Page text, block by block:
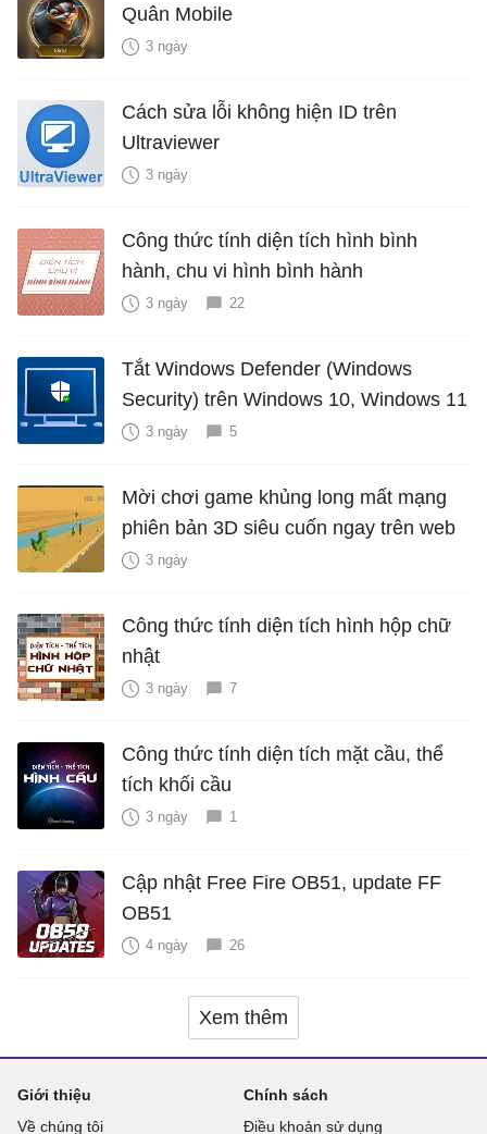
Quân Mobile
3 ngày
Cách sửa lỗi không hiện ID trên
Ultraviewer
3 ngày
Công thức tính diện tích hình bình
hành, chu vi hình bình hành
3 ngày 22
Tắt Windows Defender (Windows
Security) trên Windows 10, Windows 11
3 ngày 5
Mời chơi game khủng long mất mạng
phiên bản 3D siêu cuốn ngay trên web
3 ngày
Công thức tính diện tích hình hộp chữ
nhật
3 ngày 7
Công thức tính diện tích mặt cầu, thể
tích khối cầu
3 ngày 1
Cập nhật Free Fire OB51, update FF
OB51
4 ngày 26
Xem thêm
Giới thiệu
Về chúng tôi
Chính sách
Điều khoản sử dụng